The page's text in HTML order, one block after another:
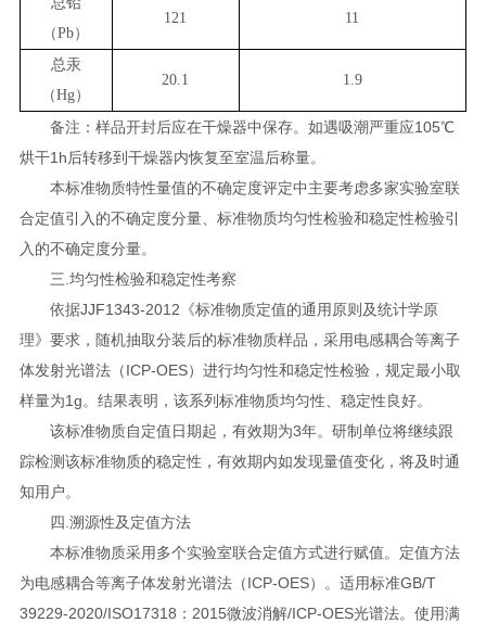
（Pb）
121 11
总汞
（Hg）
20.1 1.9
备注：样品开封后应在干燥器中保存。如遇吸潮严重应105℃
烘干1h后转移到干燥器内恢复至室温后称量。
本标准物质特性量值的不确定度评定中主要考虑多家实验室联
合定值引入的不确定度分量、标准物质均匀性检验和稳定性检验引
入的不确定度分量。
三.均匀性检验和稳定性考察
依据JJF1343-2012《标准物质定值的通用原则及统计学原
理》要求，随机抽取分装后的标准物质样品，采用电感耦合等离子
体发射光谱法（ICP-OES）进行均匀性和稳定性检验，规定最小取
样量为1g。结果表明，该系列标准物质均匀性、稳定性良好。
该标准物质自定值日期起，有效期为3年。研制单位将继续跟
踪检测该标准物质的稳定性，有效期内如发现量值变化，将及时通
知用户。
四.溯源性及定值方法
本标准物质采用多个实验室联合定值方式进行赋值。定值方法
为电感耦合等离子体发射光谱法（ICP-OES）。适用标准GB/T
39229-2020/ISO17318：2015微波消解/ICP-OES光谱法。使用满